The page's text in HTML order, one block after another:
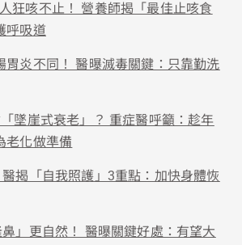
狂咳不止！ 營養師揭「最佳止咳食
呼吸道
胃炎不同！ 醫曝滅毒關鍵：只靠勤洗
墜崖式衰老」？ 重症醫呼籲：趁年
老化做準備
揭「自我照護」3重點：加快身體恢
」更自然！ 醫曝關鍵好處：有望大